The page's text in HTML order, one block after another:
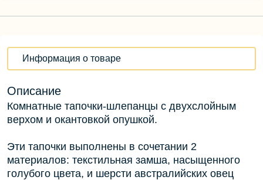
Информация о товаре
Описание
Комнатные тапочки-шлепанцы с двухслойным
верхом и окантовкой опушкой.
Эти тапочки выполнены в сочетании 2
материалов: текстильная замша, насыщенного
голубого цвета, и шерсти австралийских овец